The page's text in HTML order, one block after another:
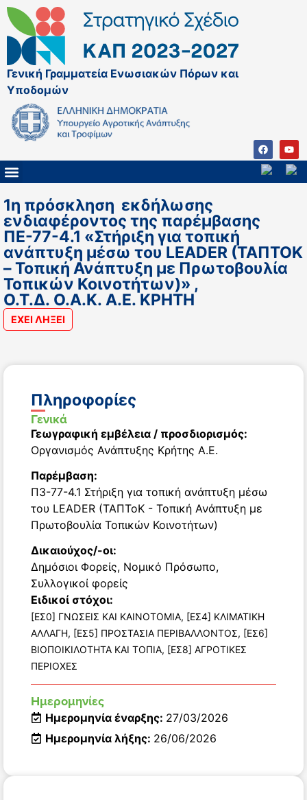
Γενική Γραμματεία Ενωσιακών Πόρων και
Υποδομών
1η πρόσκληση εκδήλωσης
ενδιαφέροντος της παρέμβασης
ΠΕ-77-4.1 «Στήριξη για τοπική
ανάπτυξη μέσω του LEADER (ΤΑΠΤΟΚ
– Τοπική Ανάπτυξη με Πρωτοβουλία
Τοπικών Κοινοτήτων)» ,
Ο.Τ.Δ. Ο.Α.Κ. Α.Ε. ΚΡΗΤΗ
ΕΧΕΙ ΛΗΞΕΙ
Πληροφορίες
Γενικά
Γεωγραφική εμβέλεια / προσδιορισμός:
Οργανισμός Ανάπτυξης Κρήτης Α.Ε.
Παρέμβαση:
Π3-77-4.1 Στήριξη για τοπική ανάπτυξη μέσω
του LEADER (ΤΑΠΤοΚ - Τοπική Ανάπτυξη με
Πρωτοβουλία Τοπικών Κοινοτήτων)
Δικαιούχος/-οι:
Δημόσιοι Φορείς, Νομικό Πρόσωπο,
Συλλογικοί φορείς
Ειδικοί στόχοι:
[ΕΣ0] ΓΝΩΣΕΙΣ ΚΑΙ ΚΑΙΝΟΤΟΜΙΑ, [ΕΣ4] ΚΛΙΜΑΤΙΚΗ
ΑΛΛΑΓΗ, [ΕΣ5] ΠΡΟΣΤΑΣΙΑ ΠΕΡΙΒΑΛΛΟΝΤΟΣ, [ΕΣ6]
ΒΙΟΠΟΙΚΙΛΟΤΗΤΑ ΚΑΙ ΤΟΠΙΑ, [ΕΣ8] ΑΓΡΟΤΙΚΕΣ
ΠΕΡΙΟΧΕΣ
Ημερομηνίες
Ημερομηνία έναρξης: 27/03/2026
Ημερομηνία λήξης: 26/06/2026